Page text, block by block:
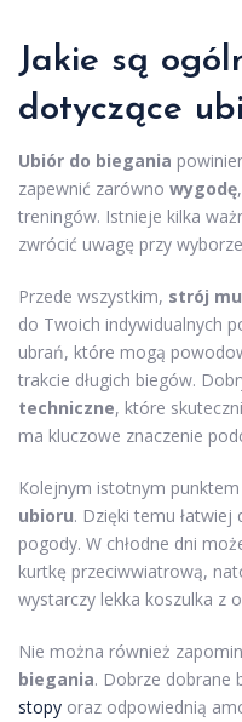
Jakie są
dotyczące
Ubiór do biegania
zapewnić zarówno wygodę
treningów. Istnieje kilka
zwrócić uwagę przy
Przede wszystkim, strój
do Twoich indywidualnych
ubrań, które mogą
trakcie długich biegów.
techniczne, które
ma kluczowe znaczenie
Kolejnym istotnym
ubioru. Dzięki temu
pogody. W chłodne dni
kurtkę przeciwwiatrową,
wystarczy lekka koszulka z
Nie można również
biegania. Dobrze dobrane
stopy oraz odpowiednią